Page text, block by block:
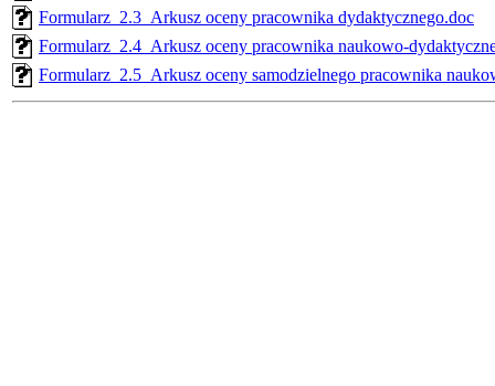
Formularz_2.3_Arkusz oceny pracownika dydaktycznego.doc
Formularz_2.4_Arkusz oceny pracownika naukowo-
Formularz_2.5_Arkusz oceny samodzielnego pracownika